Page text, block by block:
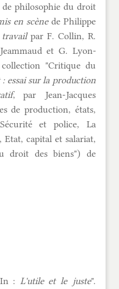
de philosophie du droit
en scènede Philippe
travailpar F. Collin, R.
et G. Lyon-
"Critique du
essai sur la production
, par Jean-Jacques
de production, états,
et police, La
capital et salariat,
droit des biens") de
: L'utile et le juste".